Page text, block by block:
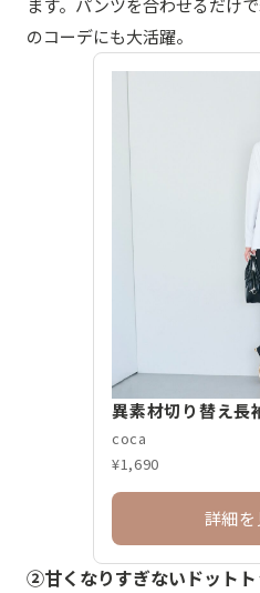
ます。パンツを合わせるだけ
のコーデにも大活躍。
異素材切り替え長
coca
¥1,690
詳細を
②甘くなりすぎないドットト